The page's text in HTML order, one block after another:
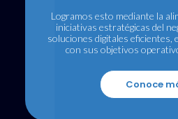
Logramos esto mediante la
iniciativas estratégicas del
soluciones digitales eficientes,
con sus objetivos
Conoce